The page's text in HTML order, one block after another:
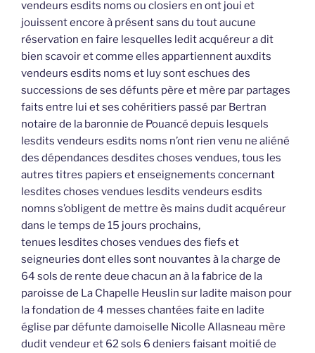
vendeurs esdits noms ou closiers en ont joui et
jouissent encore à présent sans du tout aucune
réservation en faire lesquelles ledit acquéreur a dit
bien scavoir et comme elles appartiennent auxdits
vendeurs esdits noms et luy sont eschues des
successions de ses défunts père et mère par partages
faits entre lui et ses cohéritiers passé par Bertran
notaire de la baronnie de Pouancé depuis lesquels
lesdits vendeurs esdits noms n’ont rien venu ne aliéné
des dépendances desdites choses vendues, tous les
autres titres papiers et enseignements concernant
lesdites choses vendues lesdits vendeurs esdits
nomns s’obligent de mettre ès mains dudit acquéreur
dans le temps de 15 jours prochains,
tenues lesdites choses vendues des fiefs et
seigneuries dont elles sont nouvantes à la charge de
64 sols de rente deue chacun an à la fabrice de la
paroisse de La Chapelle Heuslin sur ladite maison pour
la fondation de 4 messes chantées faite en ladite
église par défunte damoiselle Nicolle Allasneau mère
dudit vendeur et 62 sols 6 deniers faisant moitié de